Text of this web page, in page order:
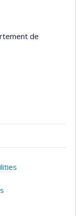
de